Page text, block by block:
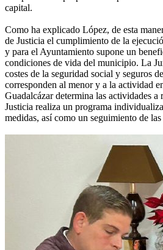
capital.
Como ha explicado López, de esta
de Justicia el cumplimiento de la
y para el Ayuntamiento supone un
condiciones de vida del municipio. La
costes de la seguridad social y seguros
corresponden al menor y a la actividad
Guadalcázar determina las actividades
Justicia realiza un programa
medidas, así como un seguimiento de